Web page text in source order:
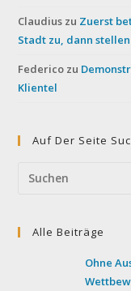
Claudius zu Zuerst
Stadt zu, dann
Federico zu
Klientel
Auf Der Seite
Alle Beiträge
Ohne